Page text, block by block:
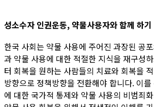
성소수자 인권운동, 약물사용자와 함께 하기
한국 사회는 약물 사용에 주어진 과장된 공
과 약물 사용에 대한 적절한 지식을 재구성
터 회복을 원하는 사람들의 치료와 회복을
방향으로 정책방향을 전환해야 합니다. 이
에 대한 국가적 통제와 약물 사용의 비범죄